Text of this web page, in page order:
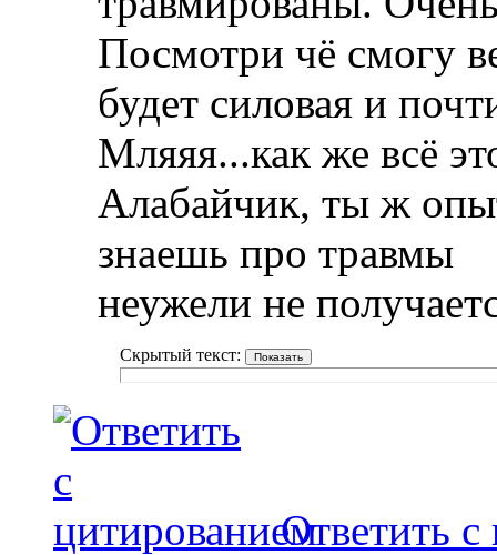
Посмотри чё смогу
будет силовая и
Мляяя...как же всё
Алабайчик, ты ж
знаешь про травмы
неужели не
Скрытый текст:
Ответить с